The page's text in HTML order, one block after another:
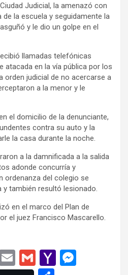
Judicial, la amenazó con
de la escuela y seguidamente la
y le dio un golpe en el
llamadas telefónicas
atacada en la vía pública por los
orden judicial de no acercarse a
a la menor y le
el domicilio de la denunciante,
contra su auto y la
la casa durante la noche.
a la damnificada a la salida
adonde concurría y
ordenanza del colegio se
también resultó lesionado.
en el marco del Plan de
el juez Francisco Mascarello.
E
G
Y